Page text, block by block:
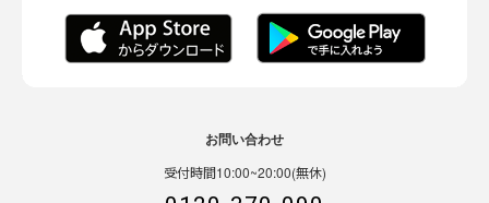
お問い合わせ
受付時間10:00~20:00(無休)